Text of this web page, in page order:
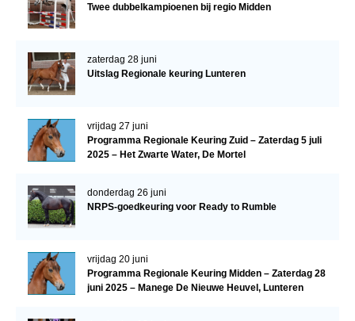
Twee dubbelkampioenen bij regio Midden
zaterdag 28 juni
Uitslag Regionale keuring Lunteren
vrijdag 27 juni
Programma Regionale Keuring Zuid – Zaterdag 5 juli
2025 – Het Zwarte Water, De Mortel
donderdag 26 juni
NRPS-goedkeuring voor Ready to Rumble
vrijdag 20 juni
Programma Regionale Keuring Midden – Zaterdag 28
juni 2025 – Manege De Nieuwe Heuvel, Lunteren